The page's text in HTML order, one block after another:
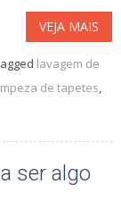
VEJA MAIS
lavagem de
de tapetes,
ser algo